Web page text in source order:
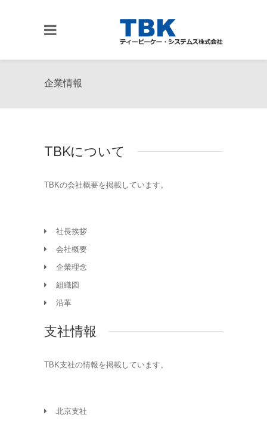
企業情報
TBKについて
TBKの会社概要を掲載しています。
社長挨拶
会社概要
企業理念
組織図
沿革
支社情報
TBK支社の情報を掲載しています。
北京支社